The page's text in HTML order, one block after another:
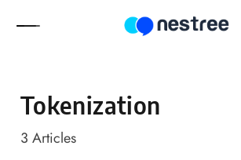
Tokenization
3 Articles